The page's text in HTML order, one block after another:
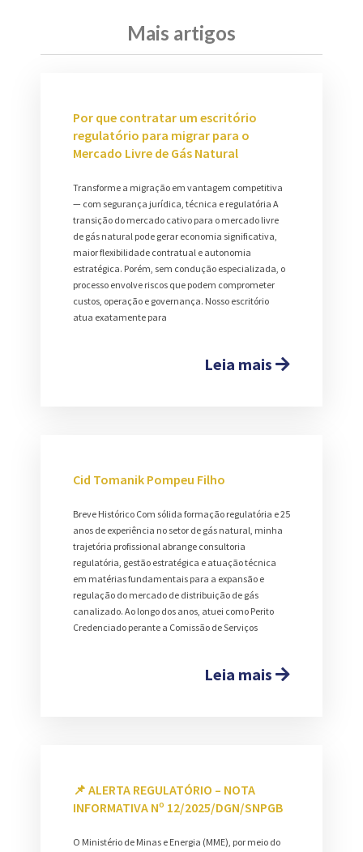
Mais artigos
Por que contratar um escritório
regulatório para migrar para o
Mercado Livre de Gás Natural
Transforme a migração em vantagem competitiva
— com segurança jurídica, técnica e regulatória A
transição do mercado cativo para o mercado livre
de gás natural pode gerar economia significativa,
maior flexibilidade contratual e autonomia
estratégica. Porém, sem condução especializada, o
processo envolve riscos que podem comprometer
custos, operação e governança. Nosso escritório
atua exatamente para
Leia mais
Cid Tomanik Pompeu Filho
Breve Histórico Com sólida formação regulatória e 25
anos de experiência no setor de gás natural, minha
trajetória profissional abrange consultoria
regulatória, gestão estratégica e atuação técnica
em matérias fundamentais para a expansão e
regulação do mercado de distribuição de gás
canalizado. Ao longo dos anos, atuei como Perito
Credenciado perante a Comissão de Serviços
Leia mais
📌 ALERTA REGULATÓRIO – NOTA
INFORMATIVA Nº 12/2025/DGN/SNPGB
O Ministério de Minas e Energia (MME), por meio do